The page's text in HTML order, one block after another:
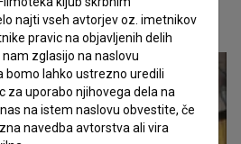
si
najti vseh avtorjev oz. imetnikov
pravic na objavljenih delih
zglasijo na naslovu
bomo lahko ustrezno uredili
za uporabo njihovega dela na
na istem naslovu obvestite, če
navedba avtorstva ali vira